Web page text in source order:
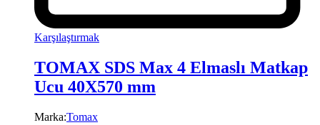
Karşılaştırmak
TOMAX SDS Max 4 Elmaslı Matkap
Ucu 40X570 mm
Marka:Tomax